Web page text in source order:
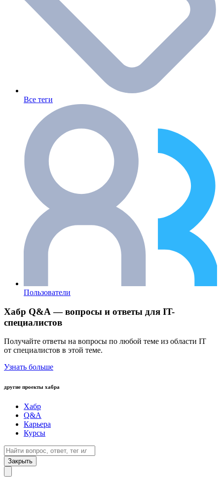
Все теги
Пользователи
Хабр Q&A — вопросы и ответы для IT-
специалистов
Получайте ответы на вопросы по любой теме из области IT
от специалистов в этой теме.
Узнать больше
другие проекты хабра
Хабр
Q&A
Карьера
Курсы
Закрыть